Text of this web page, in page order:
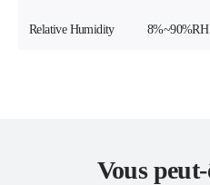
Relative Humidity 8%~90%RH
Vous